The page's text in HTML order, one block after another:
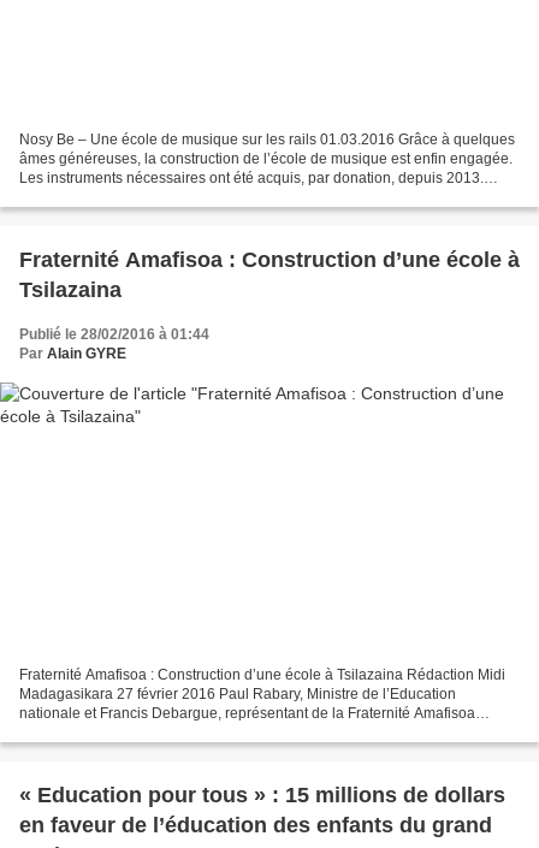
Nosy Be – Une école de musique sur les rails 01.03.2016 Grâce à quelques
âmes généreuses, la construction de l’école de musique est enfin engagée.
Les instruments nécessaires ont été acquis, par donation, depuis 2013.
Fraternité Amafisoa : Construction d’une école à
Tsilazaina
Publié le 28/02/2016 à 01:44
Par Alain GYRE
Fraternité Amafisoa : Construction d’une école à Tsilazaina Rédaction Midi
Madagasikara 27 février 2016 Paul Rabary, Ministre de l’Education
nationale et Francis Debargue, représentant de la Fraternité Amafisoa
« Education pour tous » : 15 millions de dollars
en faveur de l’éducation des enfants du grand